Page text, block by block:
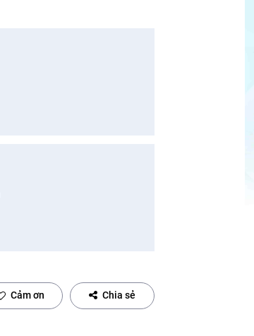
Cảm ơn Chia sẻ